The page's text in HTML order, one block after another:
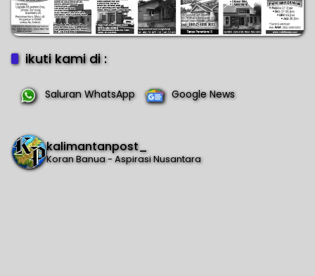
ikuti kami di :
Saluran WhatsApp Google News
kalimantanpost_
Koran Banua - Aspirasi Nusantara